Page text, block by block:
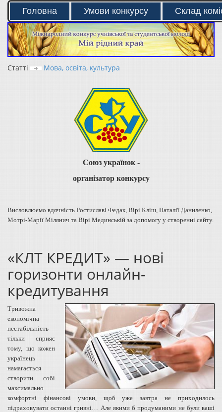
Головна Умови конкурсу Склад
Статті Мова, освіта, культура
Союз українок -
організатор конкурсу
Висловлюємо вдячність Ростиславі Федак, Вірі Кліш, Наталії Даниленко,
Мотрі-Марії Мілянич та Вірі Мединській за допомогу у створенні сайту.
«КЛТ КРЕДИТ» — нові
горизонти онлайн-
кредитування
Тривожна
економічна
нестабільність
тільки сприяє
тому, що кожен
українець
намагається
створити собі
максимально
комфортні фінансові умови, щоб уже завтра не приходилось
підраховувати останні гривні… Але якими б продуманими не були ваші